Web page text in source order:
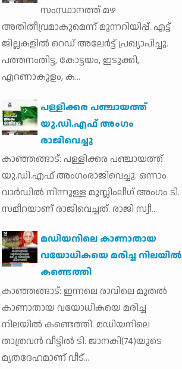
സംസ്ഥാനത്ത് മഴ
അതിതീവ്രമാകുമെന്ന് മുന്നറിയിപ്പ്. എട്ട്
ജില്ലകളില്‍ റെഡ് അലേര്‍ട്ട് പ്രഖ്യാപിച്ചു.
പത്തനംതിട്ട, കോട്ടയം, ഇടുക്കി,
എറണാകുളം, ക...
പള്ളിക്കര പഞ്ചായത്ത്
യു.ഡി.എഫ് അംഗം
രാജിവെച്ചു
കാഞ്ഞങ്ങാട്: പള്ളിക്കര പഞ്ചായത്ത്
യു.ഡി.എഫ് അംഗംരാജിവെച്ചു. ഒന്നാം
വാര്‍ഡില്‍ നിന്നുള്ള മുസ്ലിംലീഗ് അംഗം ടി.
സമീറയാണ് രാജിവെച്ചത്. രാജി സ്വീ...
മഡിയനിലെ കാണാതായ
വയോധികയെ മരിച്ച നിലയില്‍
കണ്ടെത്തി
കാഞ്ഞങ്ങാട്: ഇന്നലെ രാവിലെ മുതല്‍
കാണാതായ വയോധികയെ മരിച്ച
നിലയില്‍ കണ്ടെത്തി. മഡിയനിലെ
താത്രവന്‍ വീട്ടില്‍ ടി. ജാനകി(74)യുടെ
മൃതദേഹമാണ് വീട്...